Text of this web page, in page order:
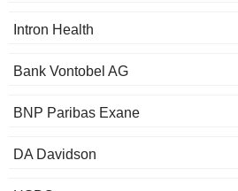
Intron Health
Bank Vontobel AG
BNP Paribas Exane
DA Davidson